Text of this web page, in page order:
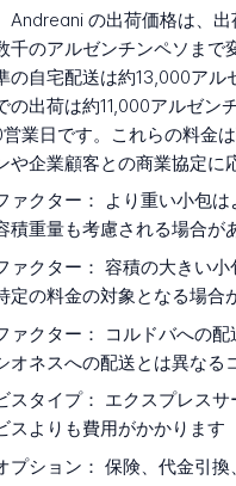
Andreani の出荷価格は、
千のアルゼンチンペソまで
の自宅配送は約13,000アル
の出荷は約11,000アルゼン
業日です。これらの料金
や企業顧客との商業協定に
ァクター：
より重い小包
積重量も考慮される場合が
ァクター： 容積の大きい
定の料金の対象となる場合
ァクター：
コルドバへの
オネスへの配送とは異なる
スタイプ： エクスプレス
スよりも費用がかかります
プション： 保険、代金引換